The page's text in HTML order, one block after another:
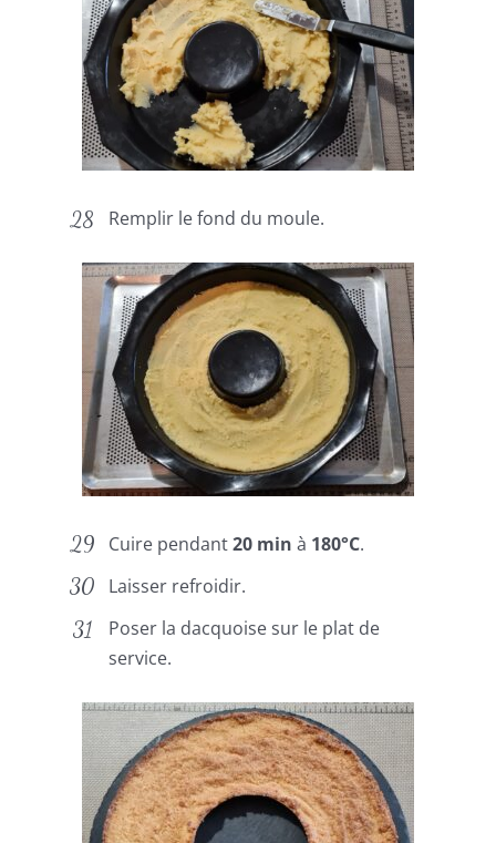
Remplir le fond du moule.
Cuire pendant20 min à 180°C.
Laisser refroidir.
Poser la dacquoise sur le plat de
service.